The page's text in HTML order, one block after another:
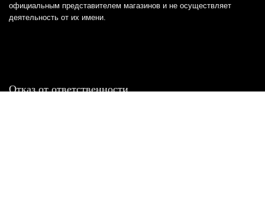
официальным представителем магазинов и не осуществляет
деятельность от их имени.
Отказ от ответственности